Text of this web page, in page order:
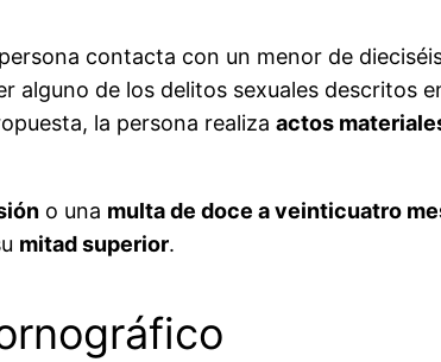
contacta con un menor de
alguno de los delitos sexuales descritos
la persona realiza actos
o una multa de doce a veinticuatro
mitad superior.